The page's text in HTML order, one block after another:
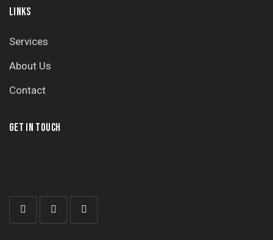
LINKS
Services
About Us
Contact
GET IN TOUCH